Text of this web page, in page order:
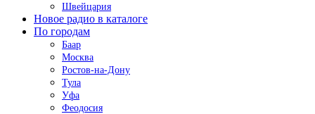
Швейцария
Новое радио в каталоге
По городам
Баар
Москва
Ростов-на-Дону
Тула
Уфа
Феодосия